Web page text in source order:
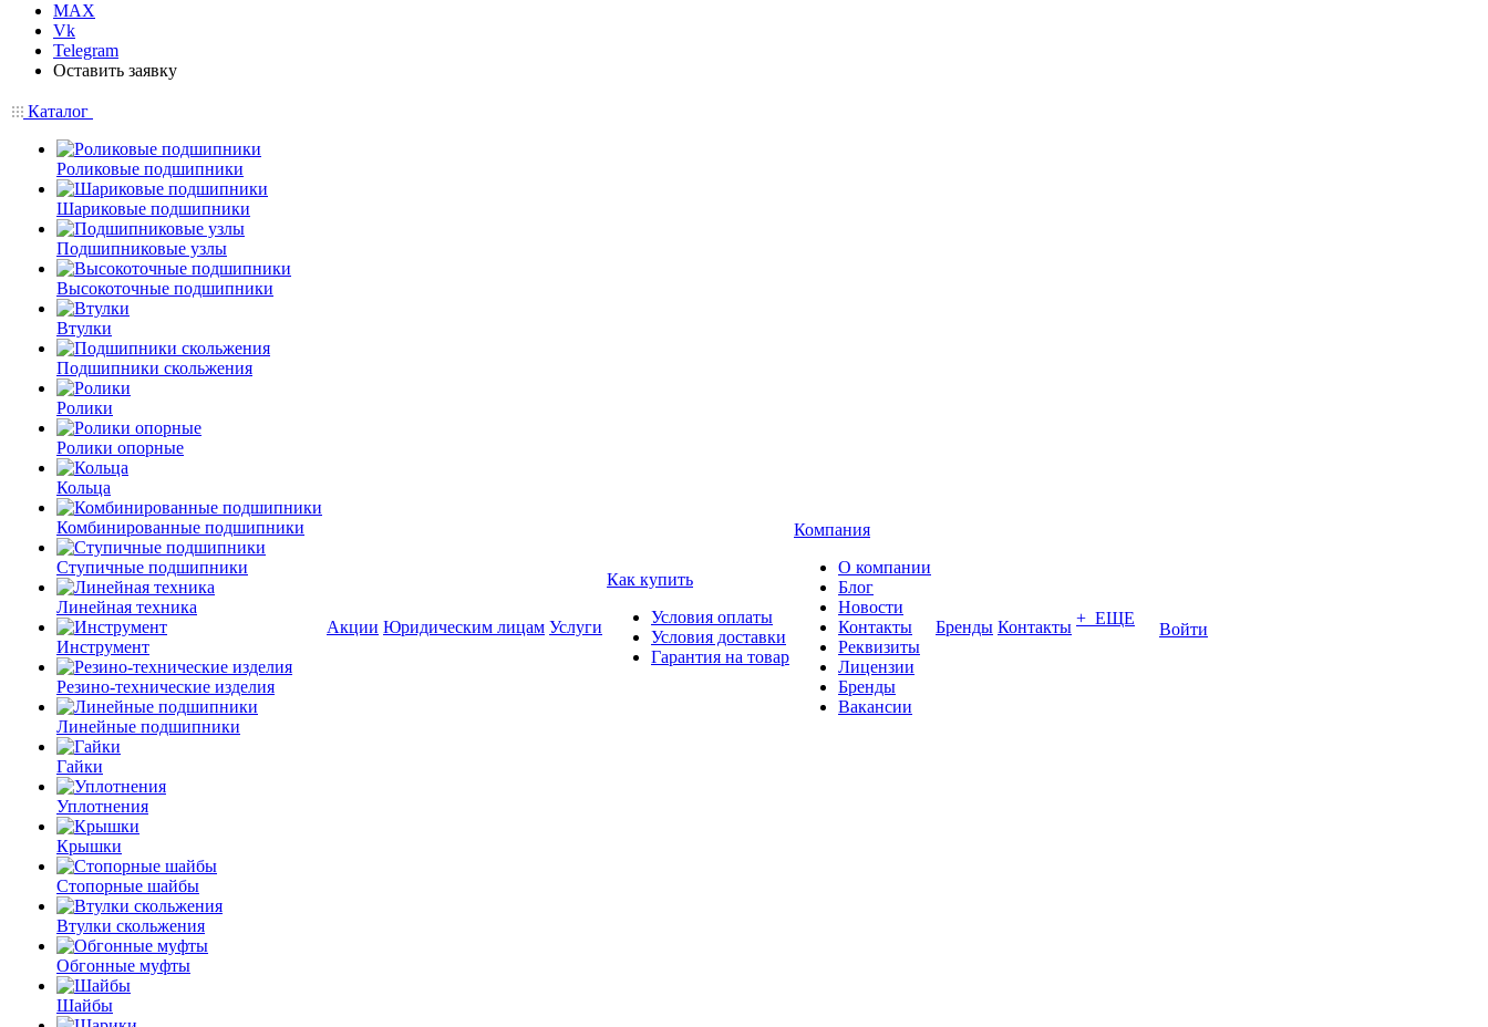
MAX
Vk
Telegram
Оставить заявку
Каталог
Роликовые подшипники
Шариковые подшипники
Подшипниковые узлы
Высокоточные подшипники
Втулки
Подшипники скольжения
Ролики
Ролики опорные
Кольца
Комбинированные подшипники
Ступичные подшипники
Линейная техника
Инструмент
Резино-технические изделия
Линейные подшипники
Гайки
Уплотнения
Крышки
Стопорные шайбы
Втулки скольжения
Обгонные муфты
Шайбы
Акции Юридическим лицам Услуги
Как купить
Условия оплаты
Условия доставки
Гарантия на товар
Компания
О компании
Блог
Новости
Контакты
Реквизиты
Лицензии
Бренды
Вакансии
Бренды Контакты + ЕЩЕ
Войти